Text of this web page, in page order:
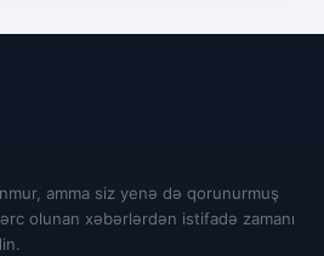
amma siz yenə də qorunurmuş
olunan xəbərlərdən istifadə zamanı